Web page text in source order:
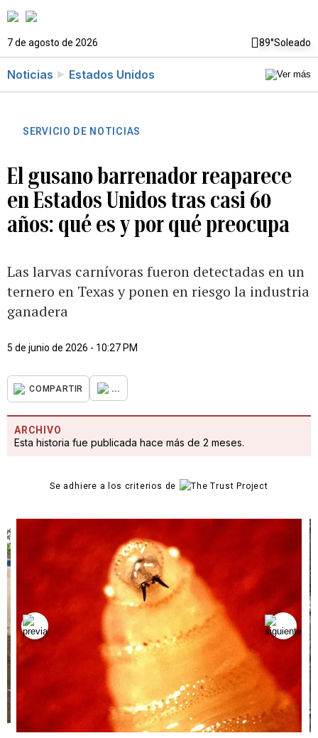
7 de agosto de 2026 89°Soleado
Noticias Estados Unidos
SERVICIO DE NOTICIAS
El gusano barrenador reaparece
en Estados Unidos tras casi 60
años: qué es y por qué preocupa
Las larvas carnívoras fueron detectadas en un
ternero en Texas y ponen en riesgo la industria
ganadera
5 de junio de 2026 - 10:27 PM
COMPARTIR ...
ARCHIVO
Esta historia fue publicada hace más de 2 meses.
Se adhiere a los criterios de